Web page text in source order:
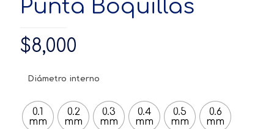
Punta Boquillas
$8,000
Diámetro interno
0.1
mm
0.2
mm
0.3
mm
0.4
mm
0.5
mm
0.6
mm